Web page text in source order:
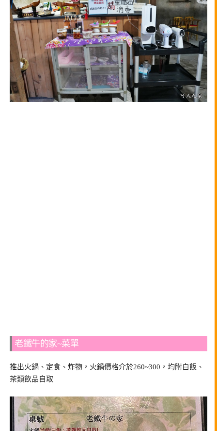
老鐵牛的家~菜單
推出火鍋、定食、炸物，火鍋價格介於260~300，均附白飯、
茶類飲品自取